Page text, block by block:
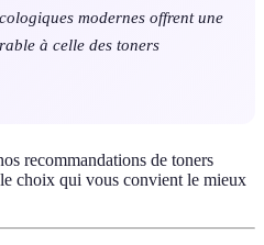
modernes offrent une
à celle des toners
recommandations de toners
choix qui vous convient le mieux